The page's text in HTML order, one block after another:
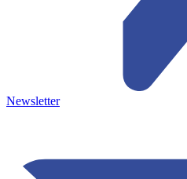
Newsletter